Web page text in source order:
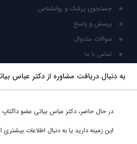
جستجوی پزشک و روانشناس
پرسش و پاسخ
سوالات متدوال
تماس با ما
تخصص های پر بازدید
زنان و زایمان
قلب و عروق
به دنبال دریافت مشاوره از دکتر عباس
در حال حاضر، دکتر عباس بیاتی عضو داکتاپ
این زمینه دارید یا به دنبال اطلاعات